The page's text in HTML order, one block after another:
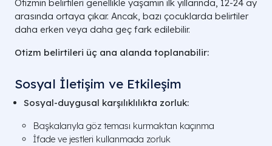
Otizmin belirtileri genellikle yaşamın ilk yıllarında, 12-24 ay
arasında ortaya çıkar. Ancak, bazı çocuklarda belirtiler
daha erken veya daha geç fark edilebilir.
Otizm belirtileri üç ana alanda toplanabilir:
Sosyal İletişim ve Etkileşim
Sosyal-duygusal karşılıklılıkta zorluk:
Başkalarıyla göz teması kurmaktan kaçınma
İfade ve jestleri kullanmada zorluk